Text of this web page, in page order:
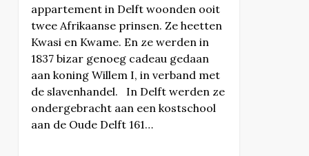
appartement in Delft woonden ooit
twee Afrikaanse prinsen. Ze heetten
Kwasi en Kwame. En ze werden in
1837 bizar genoeg cadeau gedaan
aan koning Willem I, in verband met
de slavenhandel. In Delft werden ze
ondergebracht aan een kostschool
aan de Oude Delft 161…